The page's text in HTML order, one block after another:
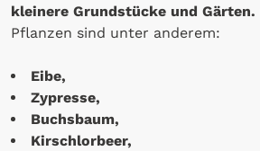
kleinere Grundstücke und Gärten.
Pflanzen sind unter anderem:
Eibe,
Zypresse,
Buchsbaum,
Kirschlorbeer,